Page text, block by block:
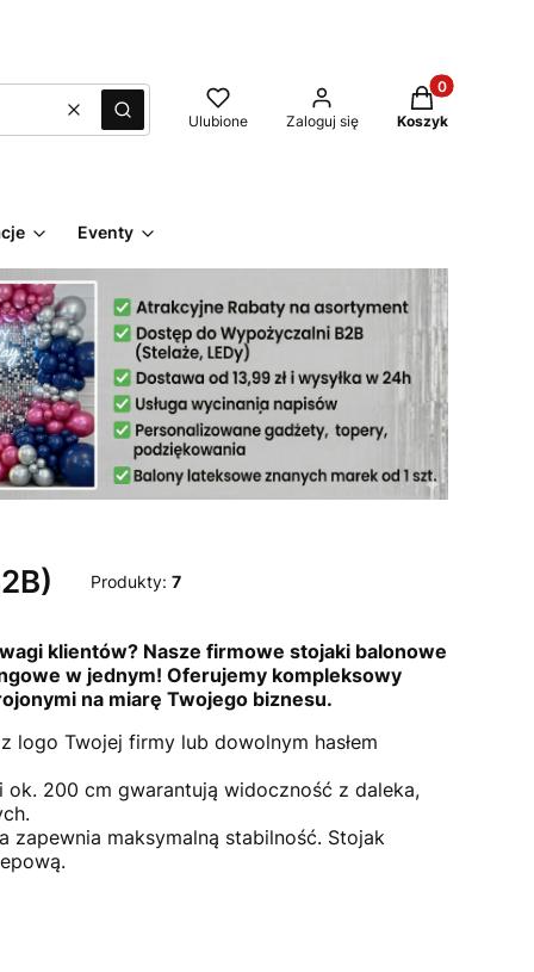
WyczyśćSzukaj Ulubione Zaloguj się
Produkty w
Koszyk
Eventy
Produkty: 7
klientów? Nasze firmowe stojaki balonowe
w jednym! Oferujemy kompleksowy
na miarę Twojego biznesu.
logo Twojej firmy lub dowolnym hasłem
200 cm gwarantują widoczność z daleka,
zapewnia maksymalną stabilność. Stojak